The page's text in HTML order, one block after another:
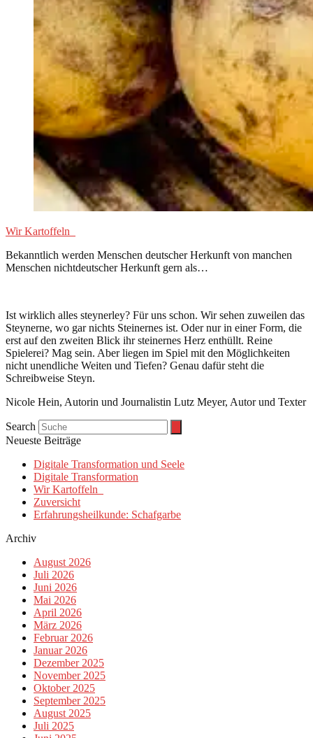
Wir Kartoffeln
Bekanntlich werden Menschen deutscher Herkunft von manchen
Menschen nichtdeutscher Herkunft gern als…
Ist wirklich alles steynerley? Für uns schon. Wir sehen zuweilen das
Steynerne, wo gar nichts Steinernes ist. Oder nur in einer Form, die
erst auf den zweiten Blick ihr steinernes Herz enthüllt. Reine
Spielerei? Mag sein. Aber liegen im Spiel mit den Möglichkeiten
nicht unendliche Weiten und Tiefen? Genau dafür steht die
Schreibweise Steyn.
Nicole Hein, Autorin und Journalistin Lutz Meyer, Autor und Texter
Search
Neueste Beiträge
Digitale Transformation und Seele
Digitale Transformation
Wir Kartoffeln
Zuversicht
Erfahrungsheilkunde: Schafgarbe
Archiv
August 2026
Juli 2026
Juni 2026
Mai 2026
April 2026
März 2026
Februar 2026
Januar 2026
Dezember 2025
November 2025
Oktober 2025
September 2025
August 2025
Juli 2025